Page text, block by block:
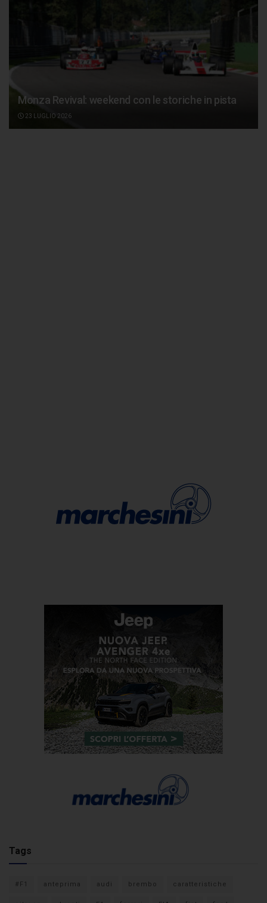
Monza Revival: weekend con le storiche in pista
23 LUGLIO 2026
Tags
#F1 anteprima audi brembo caratteristiche